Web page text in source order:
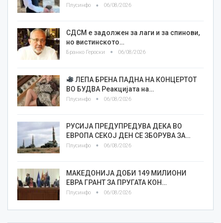
Плусинфо 06/08/2026
СДСМ е задолжен за лаги и за спинови,
но вистинското…
Бранко Героски 06/08/2026
ЛЕПА БРЕНА ПАДНА НА КОНЦЕРТОТ
ВО БУДВА Реакцијата на…
Плусинфо 06/08/2026
РУСИЈА ПРЕДУПРЕДУВА ДЕКА ВО
ЕВРОПА СЕКОЈ ДЕН СЕ ЗБОРУВА ЗА…
Плусинфо 06/08/2026
МАКЕДОНИЈА ДОБИ 149 МИЛИОНИ
ЕВРА ГРАНТ ЗА ПРУГАТА КОН…
Плусинфо 06/08/2026